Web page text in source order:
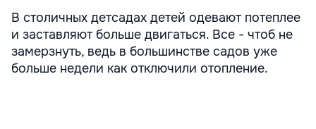
В столичных детсадах детей одевают потеплее
и заставляют больше двигаться. Все - чтоб не
замерзнуть, ведь в большинстве садов уже
больше недели как отключили отопление.